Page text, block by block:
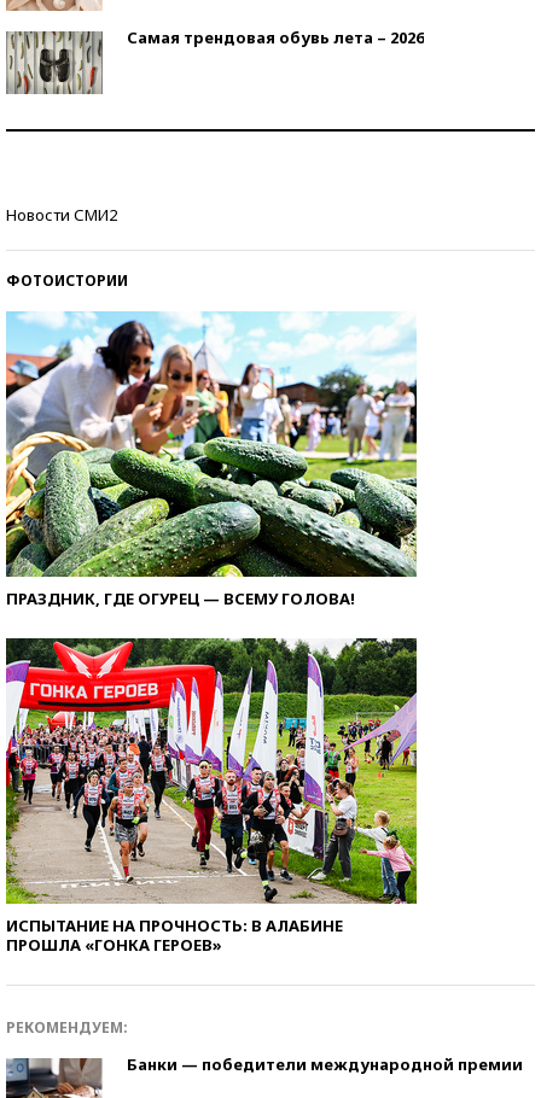
Самая трендовая обувь лета – 2026
Новости СМИ2
ФОТОИСТОРИИ
ПРАЗДНИК, ГДЕ ОГУРЕЦ — ВСЕМУ ГОЛОВА!
ИСПЫТАНИЕ НА ПРОЧНОСТЬ: В АЛАБИНЕ
ПРОШЛА «ГОНКА ГЕРОЕВ»
РЕКОМЕНДУЕМ:
Банки — победители международной премии